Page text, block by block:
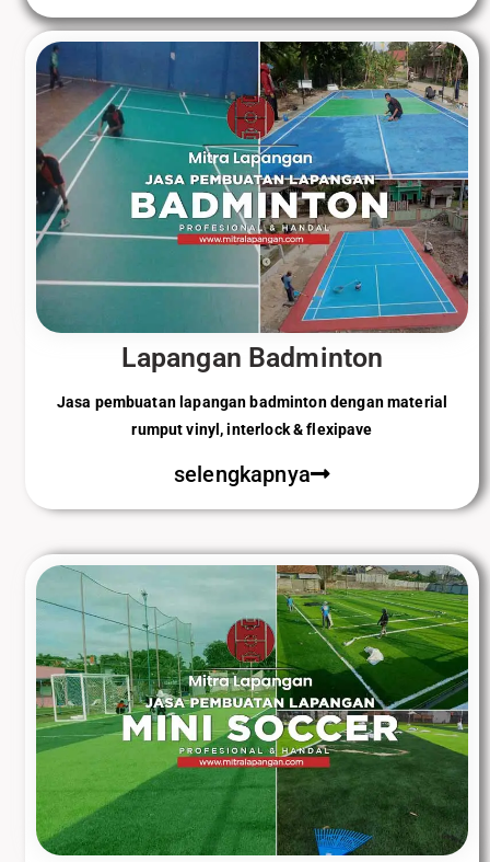
Lapangan Badminton
Jasa pembuatan lapangan badminton dengan material
rumput vinyl, interlock & flexipave
selengkapnya